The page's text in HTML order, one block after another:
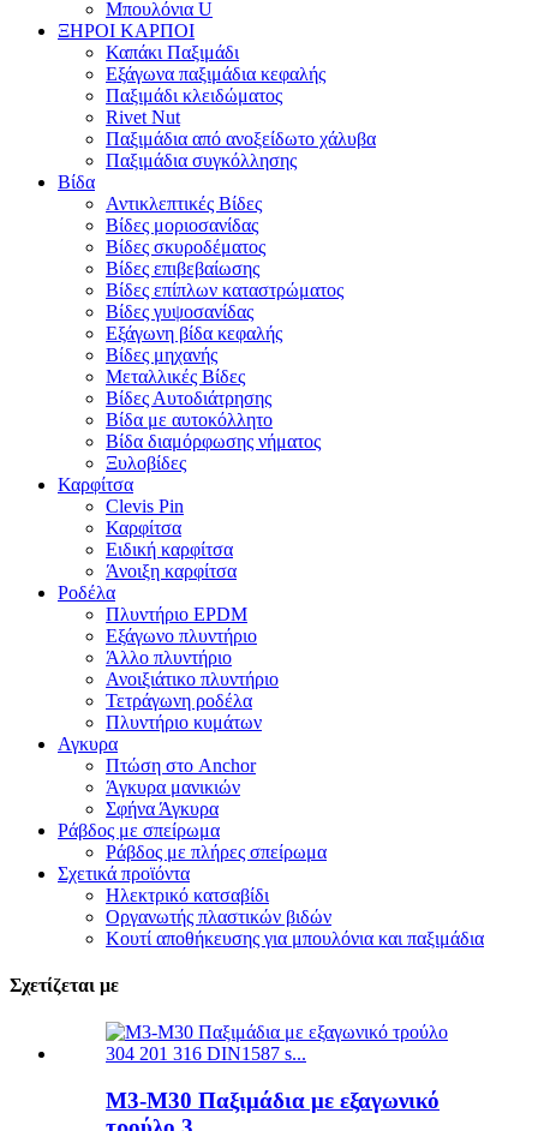
Μπουλόνια U
ΞΗΡΟΙ ΚΑΡΠΟΙ
Καπάκι Παξιμάδι
Εξάγωνα παξιμάδια κεφαλής
Παξιμάδι κλειδώματος
Rivet Nut
Παξιμάδια από ανοξείδωτο χάλυβα
Παξιμάδια συγκόλλησης
Βίδα
Αντικλεπτικές Βίδες
Βίδες μοριοσανίδας
Βίδες σκυροδέματος
Βίδες επιβεβαίωσης
Βίδες επίπλων καταστρώματος
Βίδες γυψοσανίδας
Εξάγωνη βίδα κεφαλής
Βίδες μηχανής
Μεταλλικές Βίδες
Βίδες Αυτοδιάτρησης
Βίδα με αυτοκόλλητο
Βίδα διαμόρφωσης νήματος
Ξυλοβίδες
Καρφίτσα
Clevis Pin
Καρφίτσα
Ειδική καρφίτσα
Άνοιξη καρφίτσα
Ροδέλα
Πλυντήριο EPDM
Εξάγωνο πλυντήριο
Άλλο πλυντήριο
Ανοιξιάτικο πλυντήριο
Τετράγωνη ροδέλα
Πλυντήριο κυμάτων
Αγκυρα
Πτώση στο Anchor
Άγκυρα μανικιών
Σφήνα Άγκυρα
Ράβδος με σπείρωμα
Ράβδος με πλήρες σπείρωμα
Σχετικά προϊόντα
Ηλεκτρικό κατσαβίδι
Οργανωτής πλαστικών βιδών
Κουτί αποθήκευσης για μπουλόνια και παξιμάδια
Σχετίζεται με
M3-M30 Παξιμάδια με εξαγωνικό